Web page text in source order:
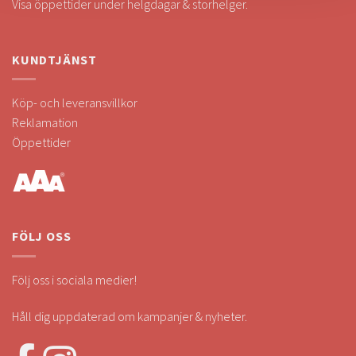
Visa öppettider under helgdagar & storhelger.
KUNDTJÄNST
Köp- och leveransvillkor
Reklamation
Öppettider
FÖLJ OSS
Följ oss i sociala medier!
Håll dig uppdaterad om kampanjer & nyheter.